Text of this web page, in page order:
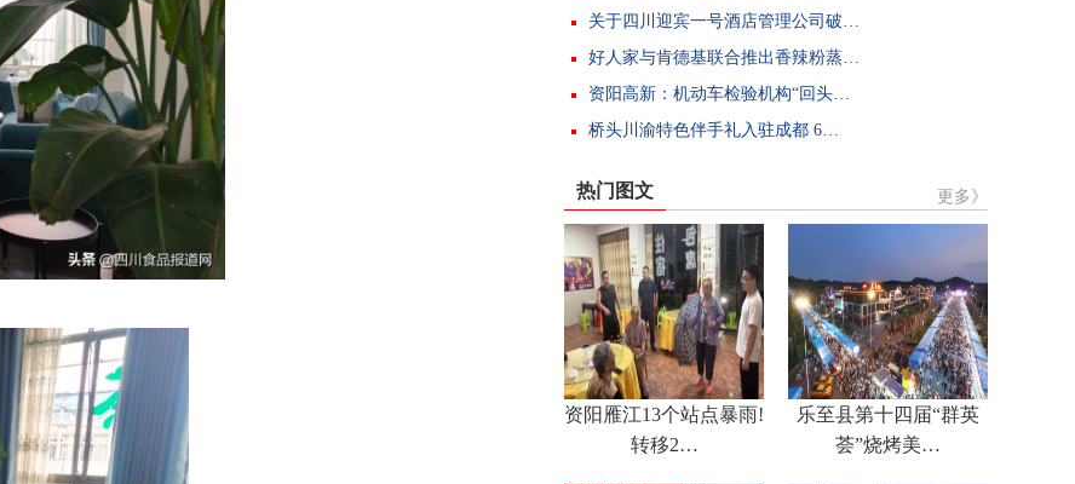
关于四川迎宾一号酒店管理公司破…
好人家与肯德基联合推出香辣粉蒸…
资阳高新：机动车检验机构“回头…
桥头川渝特色伴手礼入驻成都 6…
热门图文 更多》
资阳雁江13个站点暴雨!
转移2…
乐至县第十四届“群英
荟”烧烤美…